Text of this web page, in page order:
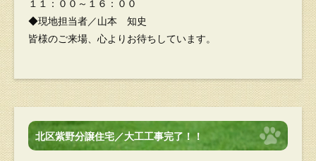
１１：００～１６：００
◆現地担当者／山本 知史
皆様のご来場、心よりお待ちしています。
北区紫野分譲住宅／大工工事完了！！